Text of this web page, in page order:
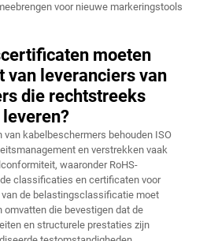
voor nieuwe markeringstools
moeten
van leveranciers van
die rechtstreeks
kabelbeschermers behouden ISO
en verstrekken vaak
waaronder RoHS-
classificaties en certificaten voor
de belastingsclassificatie moet
die bevestigen dat de
en structurele prestaties zijn